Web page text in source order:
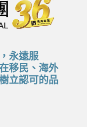
永遠服
移民、海外
立認可的品